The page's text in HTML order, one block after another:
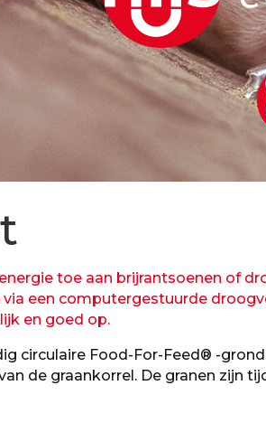
toe aan brijrantsoenen of
een computergestuurde
en goed op.
circulaire Food-For-Feed® -
de graankorrel. De granen zijn